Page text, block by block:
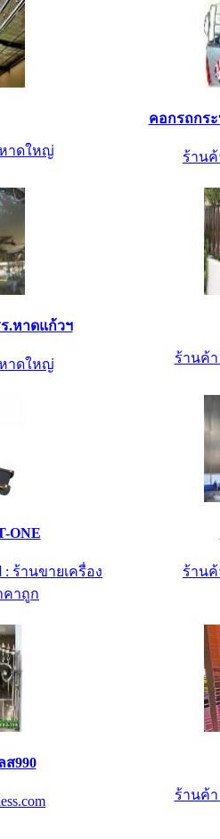
าดใหญ่
คอกรถกระ
ร้านค้
.หาดแก้วฯ
าดใหญ่ ร้านค้
ONE
ร้านขายเครื่อง
คาถูก
ร้านค้
ส990
ร้านค้